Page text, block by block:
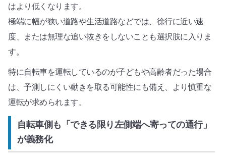
はより低くなります。
極端に幅が狭い道路や生活道路などでは、徐行に近い速
度、または無理な追い抜きをしないことも選択肢に入りま
す。
特に自転車を運転しているのが子どもや高齢者だった場合
は、予測しにくい動きを取る可能性にも備え、より慎重な
運転が求められます。
自転車側も「できる限り左側端へ寄っての通行」
が義務化